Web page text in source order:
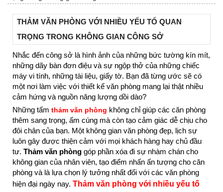
THẢM VĂN PHÒNG VỚI NHIỀU YẾU TỐ QUAN
TRỌNG TRONG KHÔNG GIAN CÔNG SỞ
Nhắc đến công sở là hình ảnh của những bức tường kín mít,
những dãy bàn đơn điệu và sự ngộp thở của những chiếc
máy vi tính, những tài liệu, giấy tờ. Bạn đã từng ước sẽ có
một nơi làm việc với thiết kế văn phòng mang lại thật nhiều
cảm hứng và nguồn năng lượng dồi dào?
Những tấm thảm văn phòng không chỉ giúp các căn phòng
thêm sang trọng, ấm cúng mà còn tạo cảm giác dễ chịu cho
đôi chân của bạn. Một không gian văn phòng đẹp, lịch sự
luôn gây được thiện cảm với mọi khách hàng hay chủ đầu
tư. Thảm văn phòng góp phần xóa đi sự nhàm chán cho
không gian của nhân viên, tạo điểm nhấn ấn tượng cho căn
phòng và là lựa chọn lý tưởng nhất đối với các văn phòng
hiện đại ngày nay. Thảm văn phòng với nhiều yếu tố